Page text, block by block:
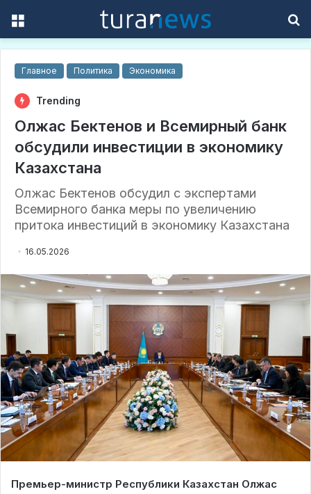
Главное Политика Экономика
Trending
Олжас Бектенов и Всемирный банк
обсудили инвестиции в экономику
Казахстана
Олжас Бектенов обсудил с экспертами
Всемирного банка меры по увеличению
притока инвестиций в экономику Казахстана
16.05.2026
Премьер-министр Республики Казахстан Олжас